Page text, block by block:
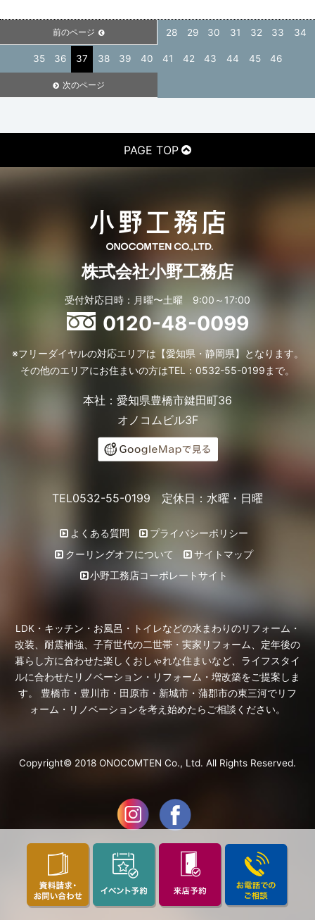
前のページ 28 29 30 31 32 33 34
35 36 37 38 39 40 41 42 43 44 45 46
次のページ
PAGE TOP
株式会社小野工務店
受付対応日時：月曜〜土曜 9:00～17:00
0120-48-0099
※フリーダイヤルの対応エリアは【愛知県・静岡県】となります。
その他のエリアにお住まいの方はTEL：0532-55-0199まで。
本社：愛知県豊橋市鍵田町36
オノコムビル3F
TEL0532-55-0199 定休日：水曜・日曜
よくある質問
プライバシーポリシー
クーリングオフについて
サイトマップ
小野工務店コーポレートサイト
LDK・キッチン・お風呂・トイレなどの水まわりのリフォーム・
改装、耐震補強、子育世代の二世帯・実家リフォーム、定年後の
暮らし方に合わせた楽しくおしゃれな住まいなど、ライフスタイ
ルに合わせたリノベーション・リフォーム・増改築をご提案しま
す。 豊橋市・豊川市・田原市・新城市・蒲郡市の東三河でリフ
ォーム・リノベーションを考え始めたらご相談ください。
Copyright© 2018 ONOCOMTEN Co., Ltd. All Rights Reserved.